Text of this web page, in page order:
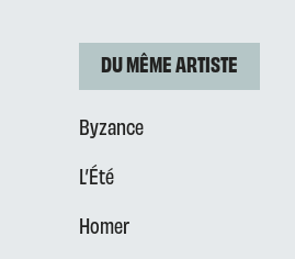
DU MÊME ARTISTE
Byzance
L’Été
Homer